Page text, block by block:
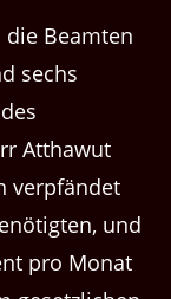
Beamten
sechs
Atthawut
verpfändet
und
pro Monat